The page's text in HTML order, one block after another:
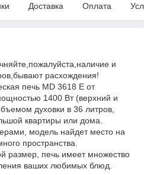
Доставка Оплата
и
расхождения!
печь MD 3618 E от
1400 Вт (верхний и
духовки в 36 литров,
квартиры или дома.
модель найдет место на
пространства.
размер, печь имеет множество
ваших любимых блюд.